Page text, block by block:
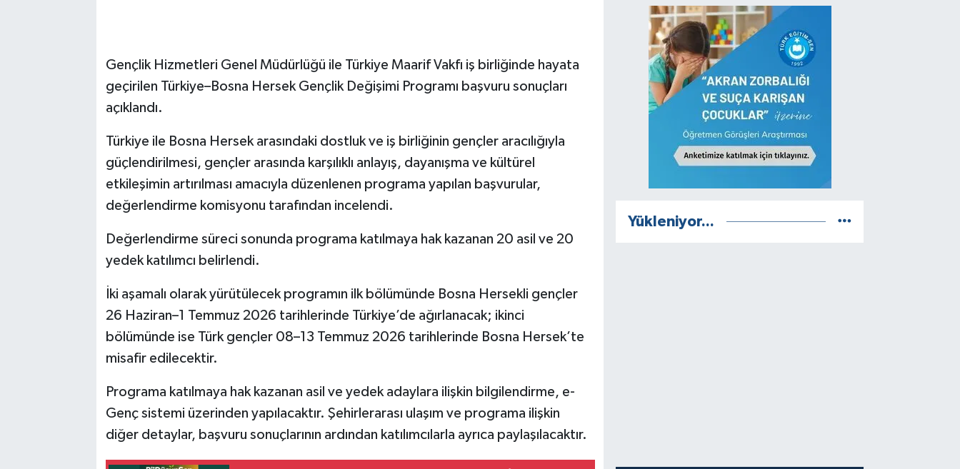
Gençlik Hizmetleri Genel Müdürlüğü ile Türkiye Maarif Vakfı iş birliğinde hayata
geçirilen Türkiye–Bosna Hersek Gençlik Değişimi Programı başvuru sonuçları
açıklandı.
Türkiye ile Bosna Hersek arasındaki dostluk ve iş birliğinin gençler aracılığıyla
güçlendirilmesi, gençler arasında karşılıklı anlayış, dayanışma ve kültürel
etkileşimin artırılması amacıyla düzenlenen programa yapılan başvurular,
değerlendirme komisyonu tarafından incelendi.
Değerlendirme süreci sonunda programa katılmaya hak kazanan 20 asil ve 20
yedek katılımcı belirlendi.
İki aşamalı olarak yürütülecek programın ilk bölümünde Bosna Hersekli gençler
26 Haziran–1 Temmuz 2026 tarihlerinde Türkiye’de ağırlanacak; ikinci
bölümünde ise Türk gençler 08–13 Temmuz 2026 tarihlerinde Bosna Hersek’te
misafir edilecektir.
Programa katılmaya hak kazanan asil ve yedek adaylara ilişkin bilgilendirme, e-
Genç sistemi üzerinden yapılacaktır. Şehirlerarası ulaşım ve programa ilişkin
diğer detaylar, başvuru sonuçlarının ardından katılımcılarla ayrıca paylaşılacaktır.
Yükleniyor...